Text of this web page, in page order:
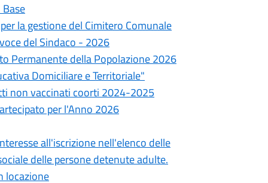
la gestione del Cimitero Comunale
del Sindaco - 2026
Permanente della Popolazione 2026
Domiciliare e Territoriale"
non vaccinati coorti 2024-2025
per l'Anno 2026
all'iscrizione nell'elenco delle
delle persone detenute adulte.
locazione